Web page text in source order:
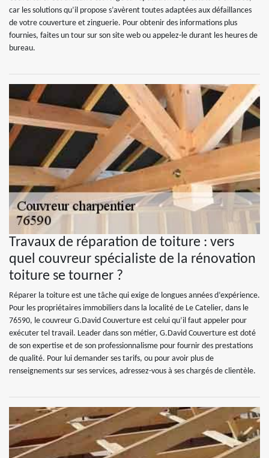
car les solutions qu’il propose s’avèrent toutes adaptées aux défaillances
de votre couverture et zinguerie. Pour obtenir des informations plus
fournies, faites un tour sur son site web ou appelez-le durant les heures de
bureau.
Travaux de réparation de toiture : vers
quel couvreur spécialiste de la rénovation
toiture se tourner ?
Réparer la toiture est une tâche qui exige de longues années d’expérience.
Pour les propriétaires immobiliers dans la localité de Le Catelier, dans le
76590, le couvreur G.David Couverture est celui qu’il faut appeler pour
exécuter tel travail. Leader dans son métier, G.David Couverture est doté
de son expertise et de son professionnalisme pour fournir des prestations
de qualité. Pour lui demander ses tarifs, ou pour avoir plus de
renseignements sur ses services, adressez-vous à ses chargés de clientèle.